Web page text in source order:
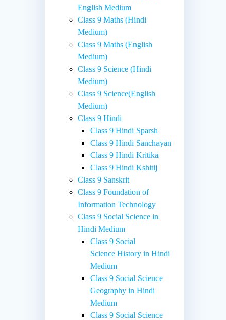
English Medium
Class 9 Maths (Hindi
Medium)
Class 9 Maths (English
Medium)
Class 9 Science (Hindi
Medium)
Class 9 Science(English
Medium)
Class 9 Hindi
Class 9 Hindi Sparsh
Class 9 Hindi Sanchayan
Class 9 Hindi Kritika
Class 9 Hindi Kshitij
Class 9 Sanskrit
Class 9 Foundation of
Information Technology
Class 9 Social Science in
Hindi Medium
Class 9 Social
Science History in Hindi
Medium
Class 9 Social Science
Geography in Hindi
Medium
Class 9 Social Science